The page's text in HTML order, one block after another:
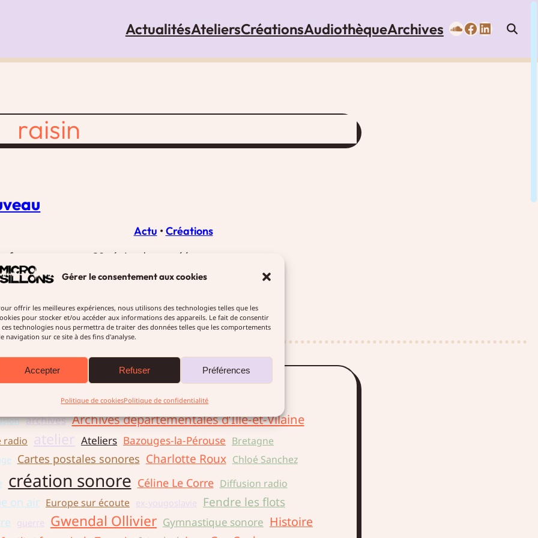
Gérer le consentement aux cookies
offrir les meilleures expériences, nous utilisons des technologies telles que les
pour stocker et/ou accéder aux informations des appareils. Le fait de consentir
ces technologies nous permettra de traiter des données telles que les comportements
navigation sur ce site à des fins d'analyse.
Accepter Refuser Préférences
Politique de cookiesPolitique de confidentialité
ActualitésAteliersCréationsAudiothèqueArchives SoundCloud
Facebook
LinkedIn
raisin
Actu • Créations
franco-turc en 20 épisodes, créé par
produit par Micro-sillons
LIRE LA SUITE →
Anne Kropotkine Antoine Auger appel à création
archives Archives départementales d’Ille-et-Vilaine
radio Ateliers Bazouges-la-Pérouse Bretagne
Cartes postales sonores Charlotte Roux Chloé Sanchez
création sonore Céline Le Corre Diffusion radio
on air Europe sur écoute Fendre les flots
Gwendal Ollivier Gymnastique sonore Histoire